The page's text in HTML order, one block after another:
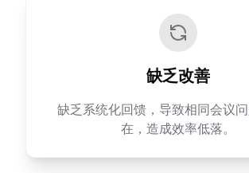
缺乏改善
缺乏系统化回馈，导致相同会议
在，造成效率低落。